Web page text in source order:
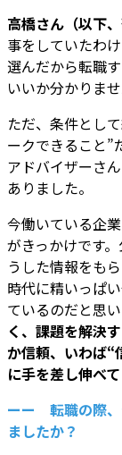
高橋さん（以下、
事をしていたわ
選んだから転職
いいか分かりませ
ただ、条件とし
ークできること”
アドバイザーさ
ありました。
今働いている企
がきっかけです
うした情報をも
時代に精いっぱ
ているのだと思い
く、課題を解決
か信頼、いわば“
に手を差し伸べ
ーー 転職の際、
ましたか？